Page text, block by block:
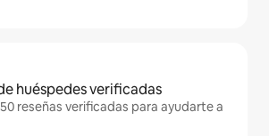
huéspedes verificadas
reseñas verificadas para ayudarte a